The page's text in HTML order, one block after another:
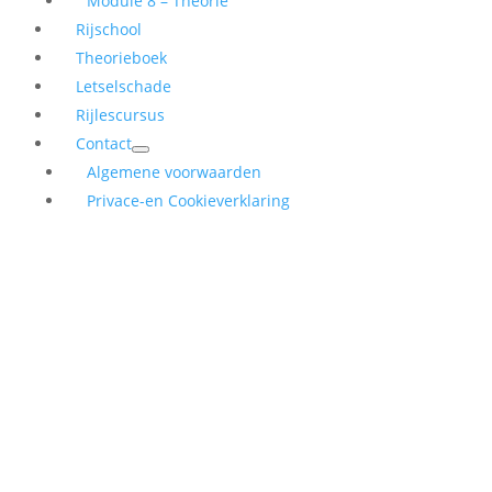
Rijschool
Theorieboek
Letselschade
Rijlescursus
Contact
Algemene voorwaarden
Privace-en Cookieverklaring